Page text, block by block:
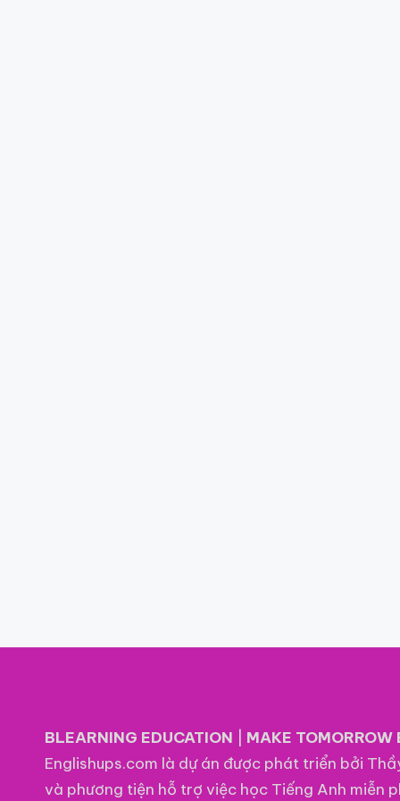
BLEARNING EDUCATION
MAKE TOMORROW
Englishups.com là dự án được phát triển bởi
và phương tiện hỗ trợ việc học Tiếng Anh miễn